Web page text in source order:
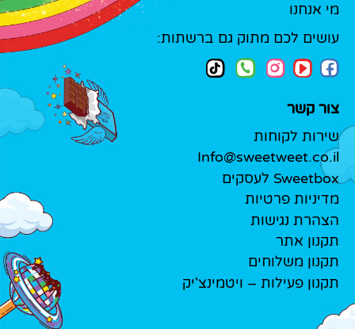
מי אנחנו
עושים לכם מתוק גם ברשתות:
צור קשר
שירות לקוחות
Info@sweetweet.co.il
Sweetbox לעסקים
מדיניות פרטיות
הצהרת נגישות
תקנון אתר
תקנון משלוחים
תקנון פעילות – ויטמינצ'יק